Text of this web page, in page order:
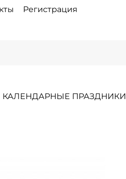
Регистрация
КАЛЕНДАРНЫЕ ПРАЗДНИКИ